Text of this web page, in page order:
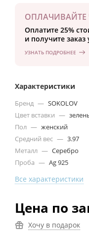
ОПЛАЧИВАЙТЕ
Оплатите 25%
и получите заказ
УЗНАТЬ ПОДРОБНЕЕ
Характеристики
Бренд — SOKOLOV
Цвет вставки —
Пол — женский
Средний вес — 3.97
Металл — Серебро
Проба — Ag 925
Все характеристики
Цена по
Хочу в подарок